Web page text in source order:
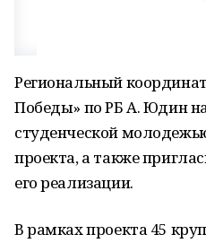
Региональный
Победы» по РБ А. Юдин
студенческой
проекта, а также
его реализации.
В рамках проекта 45